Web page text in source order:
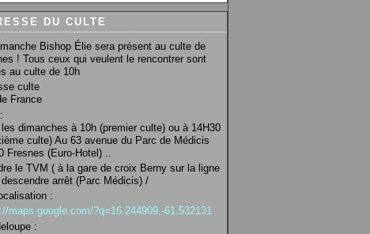
DU CULTE
Bishop Élie sera présent au culte de
! Tous ceux qui veulent le rencontrer sont
au culte de 10h
culte
France
dimanches à 10h (premier culte) ou à 14H30
culte) Au 63 avenue du Parc de Médicis
Fresnes (Euro-Hotel) ..
le TVM ( à la gare de croix Berny sur la ligne
descendre arrêt (Parc Médicis) /
:
maps.google.com/?q=16.244909,-61.532131
: